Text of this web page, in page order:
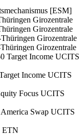
[ESM]
Girozentrale
Girozentrale
Girozentrale
Girozentrale
Target Income UCITS
Income UCITS
Focus UCITS
Swap UCITS
ETN